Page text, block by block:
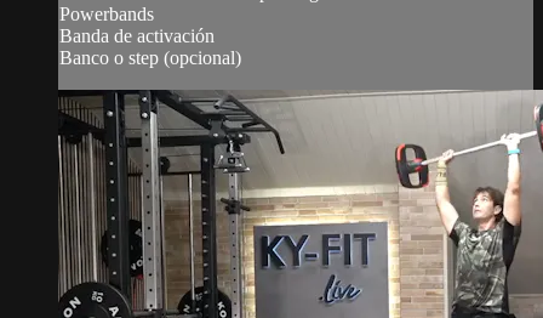
Powerbands
Banda de activación
Banco o step (opcional)